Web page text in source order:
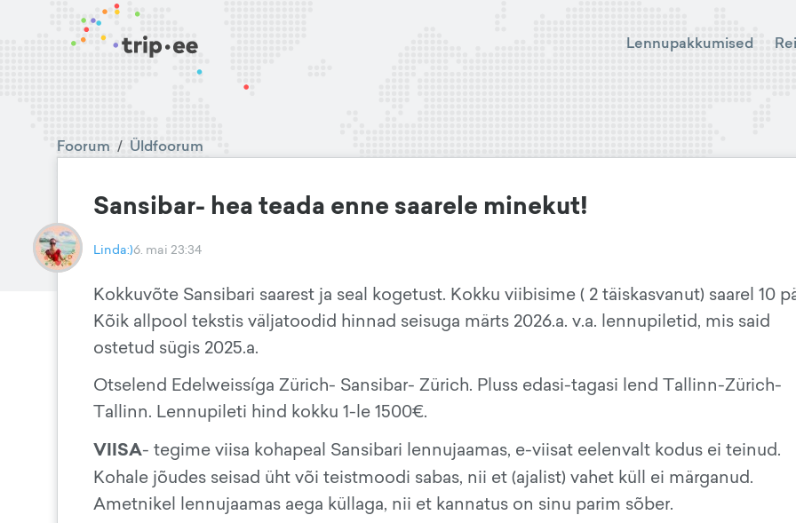
Lennupakkumised
Foorum / Üldfoorum
Sansibar- hea teada enne saarele minekut!
Linda:)6. mai 23:34
Kokkuvõte Sansibari saarest ja seal kogetust. Kokku viibisime ( 2 täiskasvanut) saarel 10
Kõik allpool tekstis väljatoodid hinnad seisuga märts 2026.a. v.a. lennupiletid, mis said
ostetud sügis 2025.a.
Otselend Edelweissíga Zürich- Sansibar- Zürich. Pluss edasi-tagasi lend Tallinn-Zürich-
Tallinn. Lennupileti hind kokku 1-le 1500€.
VIISA- tegime viisa kohapeal Sansibari lennujaamas, e-viisat eelenvalt kodus ei teinud.
Kohale jõudes seisad üht või teistmoodi sabas, nii et (ajalist) vahet küll ei märganud.
Ametnikel lennujaamas aega küllaga, nii et kannatus on sinu parim sõber.